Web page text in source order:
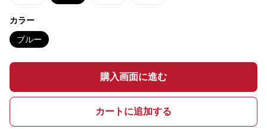
カラー
ブルー
購入画面に進む
カートに追加する